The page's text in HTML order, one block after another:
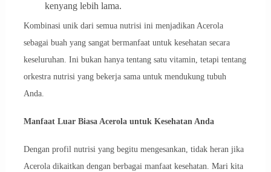
kenyang lebih lama.
Kombinasi unik dari semua nutrisi ini menjadikan Acerola
sebagai buah yang sangat bermanfaat untuk kesehatan secara
keseluruhan. Ini bukan hanya tentang satu vitamin, tetapi tentang
orkestra nutrisi yang bekerja sama untuk mendukung tubuh
Anda.
Manfaat Luar Biasa Acerola untuk Kesehatan Anda
Dengan profil nutrisi yang begitu mengesankan, tidak heran jika
Acerola dikaitkan dengan berbagai manfaat kesehatan. Mari kita